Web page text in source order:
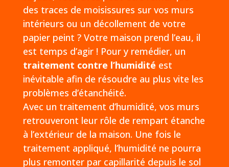
des traces de moisissures sur vos murs
intérieurs ou un décollement de votre
papier peint ? Votre maison prend l’eau, il
est temps d’agir ! Pour y remédier, un
traitement contre l’humidité est
inévitable afin de résoudre au plus vite les
problèmes d’étanchéité.
Avec un traitement d’humidité, vos murs
retrouveront leur rôle de rempart étanche
à l’extérieur de la maison. Une fois le
traitement appliqué, l’humidité ne pourra
plus remonter par capillarité depuis le sol